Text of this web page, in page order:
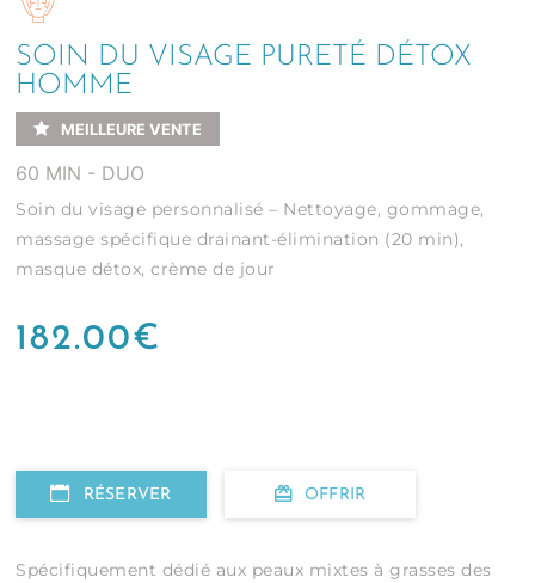
SOIN DU VISAGE PURETÉ DÉTOX
HOMME
MEILLEURE VENTE
60 MIN - DUO
Soin du visage personnalisé – Nettoyage, gommage,
massage spécifique drainant-élimination (20 min),
masque détox, crème de jour
182.00€
RÉSERVER OFFRIR
Spécifiquement dédié aux peaux mixtes à grasses des